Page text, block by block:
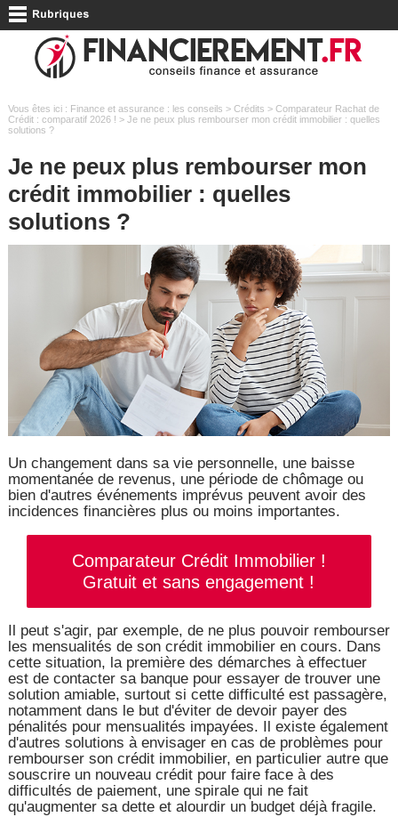
Vous êtes ici : Finance et assurance : les conseils > Crédits > Comparateur Rachat de
Crédit : comparatif 2026 ! > Je ne peux plus rembourser mon crédit immobilier : quelles
solutions ?
Je ne peux plus rembourser mon
crédit immobilier : quelles
solutions ?
Un changement dans sa vie personnelle, une baisse
momentanée de revenus, une période de chômage ou
bien d'autres événements imprévus peuvent avoir des
incidences financières plus ou moins importantes.
Comparateur Crédit Immobilier !
Gratuit et sans engagement !
Il peut s'agir, par exemple, de ne plus pouvoir rembourser
les mensualités de son crédit immobilier en cours. Dans
cette situation, la première des démarches à effectuer
est de contacter sa banque pour essayer de trouver une
solution amiable, surtout si cette difficulté est passagère,
notamment dans le but d'éviter de devoir payer des
pénalités pour mensualités impayées. Il existe également
d'autres solutions à envisager en cas de problèmes pour
rembourser son crédit immobilier, en particulier autre que
souscrire un nouveau crédit pour faire face à des
difficultés de paiement, une spirale qui ne fait
qu'augmenter sa dette et alourdir un budget déjà fragile.